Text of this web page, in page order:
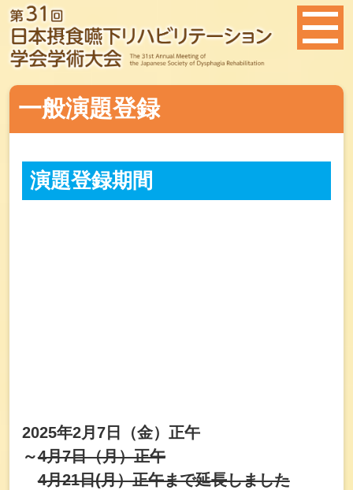
一般演題登録
演題登録期間
2025年2月7日（金）正午
～4月7日（月）正午
4月21日(月）正午まで延長しました